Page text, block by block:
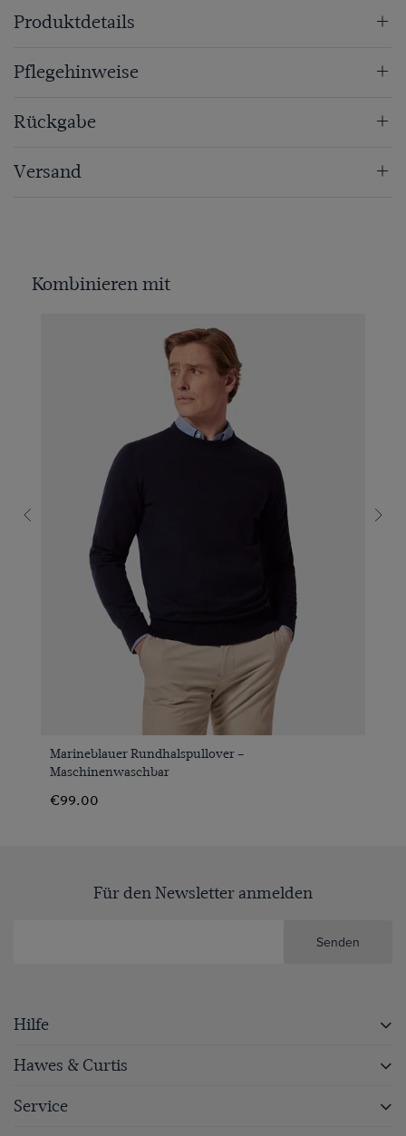
Produktdetails
Pflegehinweise
Rückgabe
Versand
Kombinieren mit
Marineblauer Rundhalspullover –
Maschinenwaschbar
€99.00
Für den Newsletter anmelden
Senden
Hilfe
Hawes & Curtis
Service